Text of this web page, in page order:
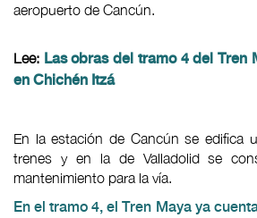
aeropuerto de Cancún.
Lee: Las obras del tramo 4 del Tren
en Chichén Itzá
En la estación de Cancún se edifica
trenes y en la de Valladolid se
mantenimiento para la vía.
En el tramo 4, el Tren Maya ya